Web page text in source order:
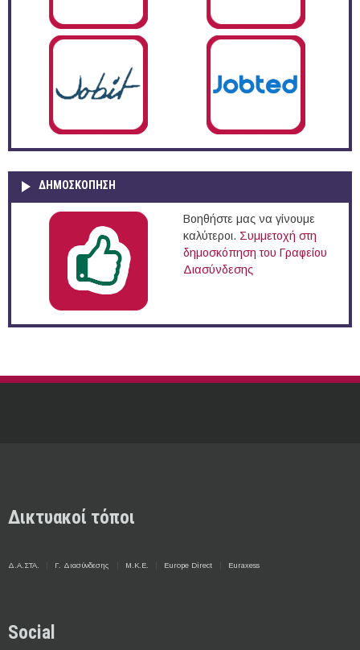
ΔΗΜΟΣΚΌΠΗΣΗ
Βοηθήστε μας να γίνουμε
καλύτεροι. Συμμετοχή στη
δημοσκόπηση του Γραφείου
Διασύνδεσης
Δικτυακοί τόποι
Δ.Α.ΣΤΑ. Γ. Διασύνδεσης Μ.Κ.Ε. Europe Direct Euraxess
Social